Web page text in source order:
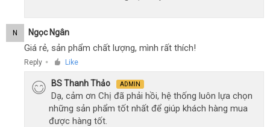
N Ngọc Ngân
Giá rẻ, sản phẩm chất lượng, mình rất thích!
Reply ● Like
BS Thanh Thảo ADMIN
Dạ, cảm ơn Chị đã phải hồi, hệ thống luôn lựa chọn
những sản phẩm tốt nhất để giúp khách hàng mua
được hàng tốt.